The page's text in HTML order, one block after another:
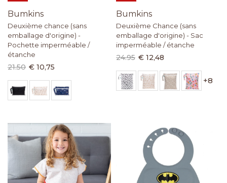
Bumkins
Deuxième chance (sans
emballage d'origine) -
Pochette imperméable /
étanche
21.50 € 10,75
Bumkins
Deuxième Chance (sans
emballage d'origine) - Sac
imperméable / étanche
24.95 € 12,48
+8